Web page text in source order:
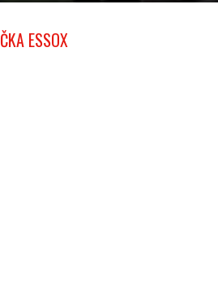
ESSOX